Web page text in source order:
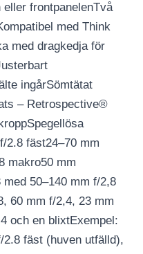
frontpanelenTvå
med Think
med dragkedja för
ingårSömtätat
– Retrospective®
2.8 fäst24–70 mm
makro50 mm
50–140 mm f/2,8
60 mm f/2,4, 23 mm
och en blixtExempel:
2.8 fäst (huven utfälld),